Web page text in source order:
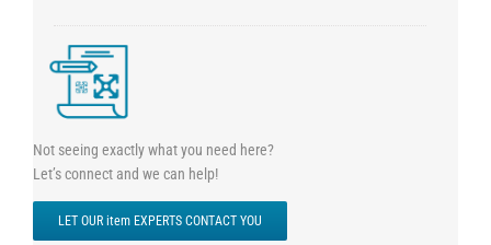
Not seeing exactly what you need here?
Let’s connect and we can help!
LET OUR item EXPERTS CONTACT YOU